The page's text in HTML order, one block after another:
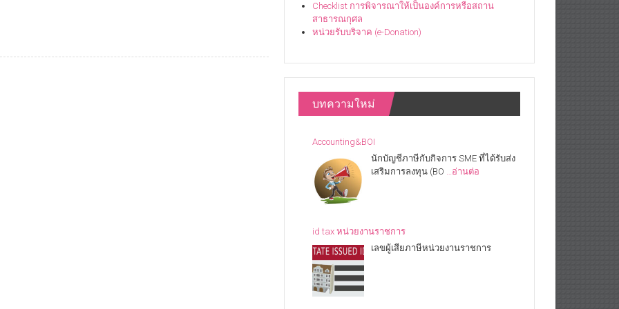
Checklist การพิจารณาให้เป็นองค์การหรือสถาน
สาธารณกุศล
หน่วยรับบริจาค (e-Donation)
บทความใหม่
Accounting&BOI
นักบัญชีภาษีกับกิจการ SME ที่ได้รับส่ง
เสริมการลงทุน (BO …อ่านต่อ
id tax หน่วยงานราชการ
เลขผู้เสียภาษีหน่วยงานราชการ